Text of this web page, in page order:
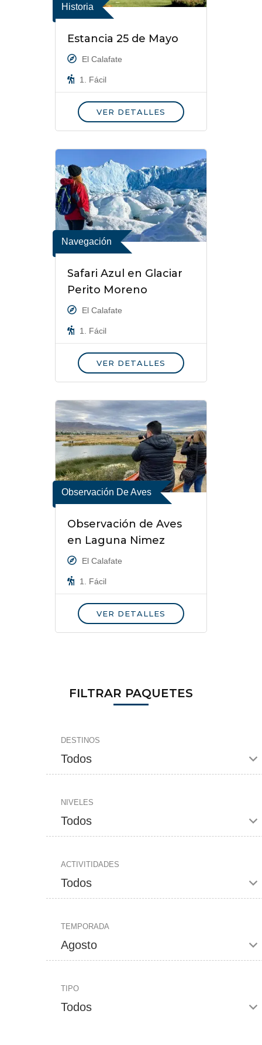
Historia
Estancia 25 de Mayo
El Calafate
1. Fácil
VER DETALLES
Navegación
Safari Azul en Glaciar
Perito Moreno
El Calafate
1. Fácil
VER DETALLES
Observación De Aves
Observación de Aves
en Laguna Nimez
El Calafate
1. Fácil
VER DETALLES
FILTRAR PAQUETES
DESTINOS
NIVELES
ACTIVITIDADES
TEMPORADA
TIPO